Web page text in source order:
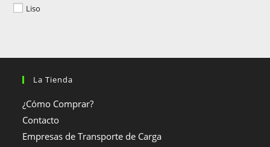
Liso
La Tienda
¿Cómo Comprar?
Contacto
Empresas de Transporte de Carga